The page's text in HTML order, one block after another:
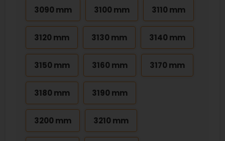
3090 mm 3100 mm 3110 mm
3120 mm 3130 mm 3140 mm
3150 mm 3160 mm 3170 mm
3180 mm 3190 mm
3200 mm 3210 mm